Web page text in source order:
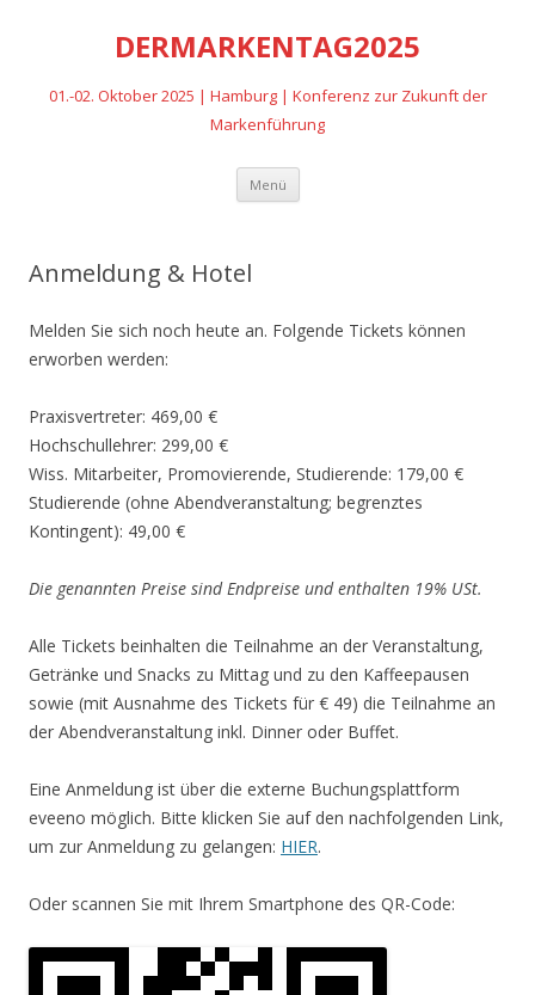
DERMARKENTAG2025
01.-02. Oktober 2025 | Hamburg | Konferenz zur Zukunft der
Markenführung
Menü Zum
springen
Anmeldung & Hotel
Melden Sie sich noch heute an. Folgende Tickets können
erworben werden:
Praxisvertreter: 469,00 €
Hochschullehrer: 299,00 €
Wiss. Mitarbeiter, Promovierende, Studierende: 179,00 €
Studierende (ohne Abendveranstaltung; begrenztes
Kontingent): 49,00 €
Die genannten Preise sind Endpreise und enthalten 19% USt.
Alle Tickets beinhalten die Teilnahme an der Veranstaltung,
Getränke und Snacks zu Mittag und zu den Kaffeepausen
sowie (mit Ausnahme des Tickets für € 49) die Teilnahme an
der Abendveranstaltung inkl. Dinner oder Buffet.
Eine Anmeldung ist über die externe Buchungsplattform
eveeno möglich. Bitte klicken Sie auf den nachfolgenden Link,
um zur Anmeldung zu gelangen: HIER.
Oder scannen Sie mit Ihrem Smartphone des QR-Code: